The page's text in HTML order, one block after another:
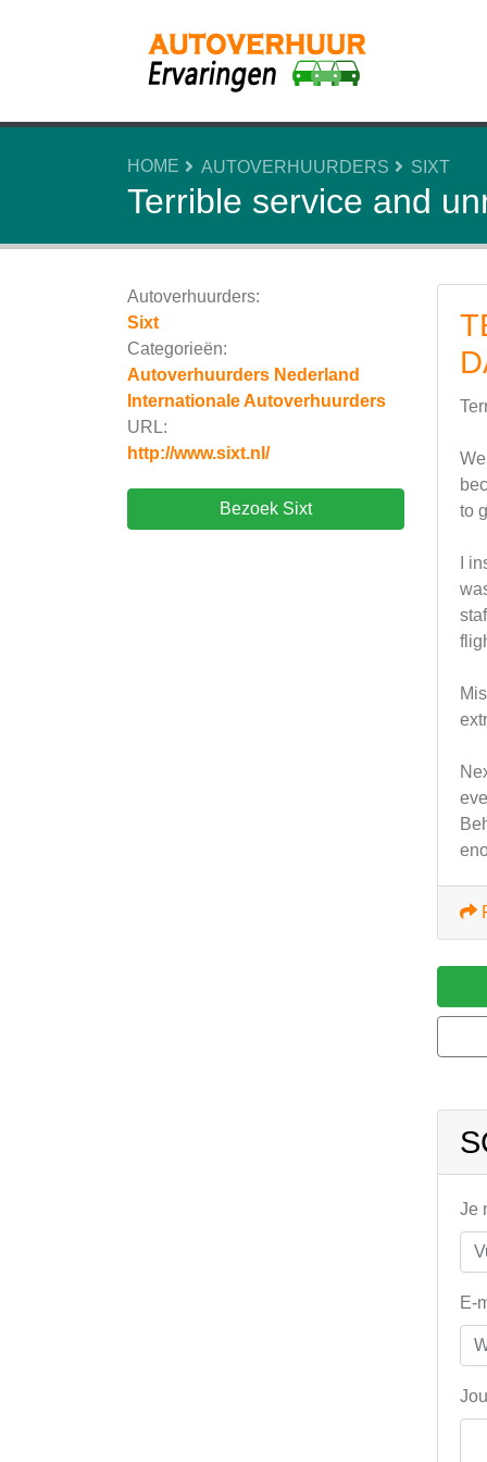
HOME AUTOVERHUURDERS SIXT
Terrible service and
Autoverhuurders:
Sixt
Categorieën:
Autoverhuurders Nederland
Internationale Autoverhuurders
URL:
http://www.sixt.nl/
Bezoek Sixt
to
I
Je
E-